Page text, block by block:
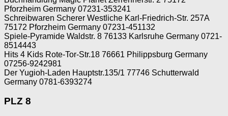
Pforzheim Germany 07231-353241
Schreibwaren Scherer Westliche Karl-Friedrich-Str. 257A
75172 Pforzheim Germany 07231-451132
Spiele-Pyramide Waldstr. 8 76133 Karlsruhe Germany 0721-
8514443
Hits 4 Kids Rote-Tor-Str.18 76661 Philippsburg Germany
07256-9242981
Der Yugioh-Laden Hauptstr.135/1 77746 Schutterwald
Germany 0781-6393274
PLZ 8